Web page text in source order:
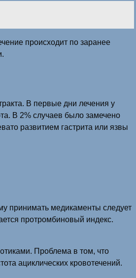
происходит по заранее
В первые дни лечения у
В 2% случаев было замечено
развитием гастрита или язвы
принимать медикаменты следует
протромбиновый индекс.
Проблема в том, что
ациклических кровотечений.